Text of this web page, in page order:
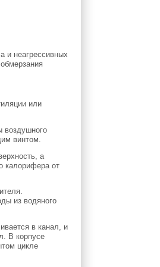
и неагрессивных
или
воздушного
винтом.
а
калорифера от
из водяного
в канал, и
В корпусе
цикле